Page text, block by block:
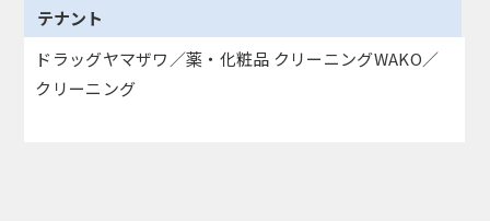
テナント
ドラッグヤマザワ／薬・化粧品 クリーニングWAKO／
クリーニング